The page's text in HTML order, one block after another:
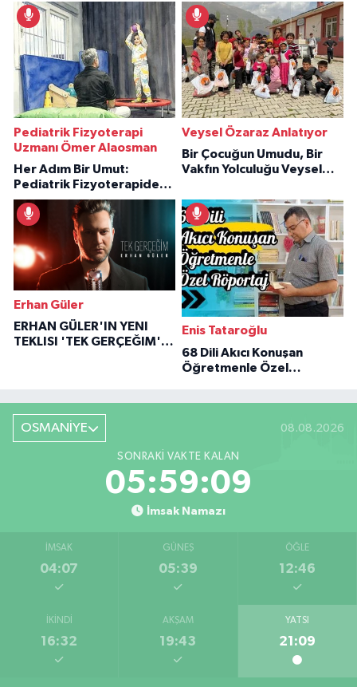
Pediatrik Fizyoterapi
Uzmanı Ömer Alaosman
Her Adım Bir Umut:
Pediatrik Fizyoterapiden
İlham Veren Hikâyeler
Veysel Özaraz Anlatıyor
Bir Çocuğun Umudu, Bir
Vakfın Yolculuğu Veysel
Erhan Güler
ERHAN GÜLER'IN YENI
TEKLISI 'TEK GERÇEĞIM'LE
Enis Tataroğlu
68 Dili Akıcı Konuşan
Öğretmenle Özel
OSMANİYE 08.08.2026
SONRAKI VAKTE KALAN
05:59:09
İmsak Namazı
İMSAK
04:07
GÜNEŞ
05:39
ÖĞLE
12:46
İKINDI
16:32
AKŞAM
19:43
YATSI
21:09